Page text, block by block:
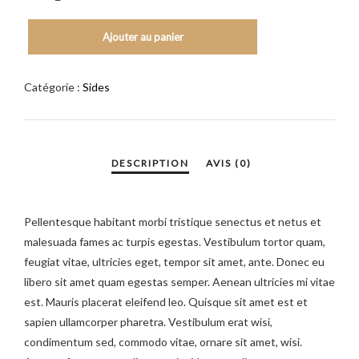
Ajouter au panier
Catégorie : Sides
Pellentesque habitant morbi tristique senectus et netus et
malesuada fames ac turpis egestas. Vestibulum tortor quam,
feugiat vitae, ultricies eget, tempor sit amet, ante. Donec eu
libero sit amet quam egestas semper. Aenean ultricies mi vitae
est. Mauris placerat eleifend leo. Quisque sit amet est et
sapien ullamcorper pharetra. Vestibulum erat wisi,
condimentum sed, commodo vitae, ornare sit amet, wisi.